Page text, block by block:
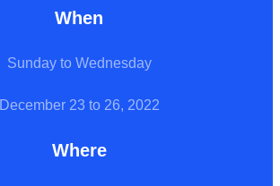
When
Sunday to Wednesday
December 23 to 26, 2022
Where